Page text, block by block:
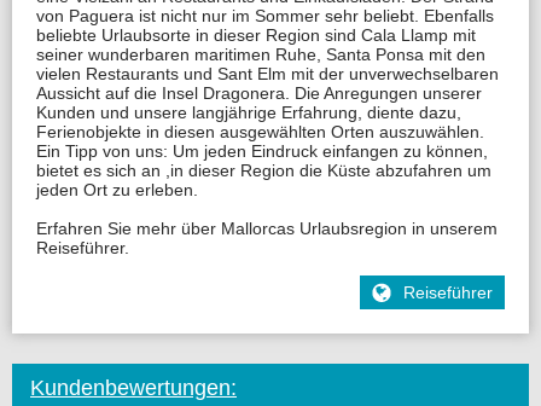
von Paguera ist nicht nur im Sommer sehr beliebt. Ebenfalls
beliebte Urlaubsorte in dieser Region sind Cala Llamp mit
seiner wunderbaren maritimen Ruhe, Santa Ponsa mit den
vielen Restaurants und Sant Elm mit der unverwechselbaren
Aussicht auf die Insel Dragonera. Die Anregungen unserer
Kunden und unsere langjährige Erfahrung, diente dazu,
Ferienobjekte in diesen ausgewählten Orten auszuwählen.
Ein Tipp von uns: Um jeden Eindruck einfangen zu können,
bietet es sich an ,in dieser Region die Küste abzufahren um
jeden Ort zu erleben.
Erfahren Sie mehr über Mallorcas Urlaubsregion in unserem
Reiseführer.
Reiseführer
Kundenbewertungen: